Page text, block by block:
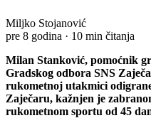
Miljko Stojanović
pre 8 godina · 10 min čitanja
Milan Stanković, pomoćnik
Gradskog odbora SNS
rukometnoj utakmici
Zaječaru, kažnjen je
rukometnom sportu od 45